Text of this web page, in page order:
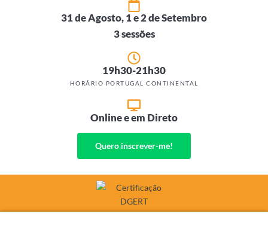
31 de Agosto, 1 e 2 de Setembro
3 sessões
19h30-21h30
HORÁRIO PORTUGAL CONTINENTAL
Online e em Direto
Quero inscrever-me!